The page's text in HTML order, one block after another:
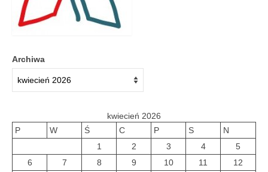
Historia
Internet
Dane kontaktowe
Nota prawna
Archiwa
kwiecień 2026
P
W Ś C P S
N
1
2 3 4
5
6
7 8 9 10 11
12